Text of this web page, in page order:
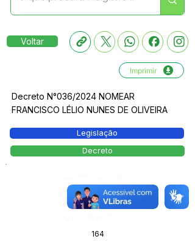
Voltar
Imprimir
Decreto N°036/2024 NOMEAR
FRANCISCO LÉLIO NUNES DE OLIVEIRA
Legislação
Decreto
13757
164